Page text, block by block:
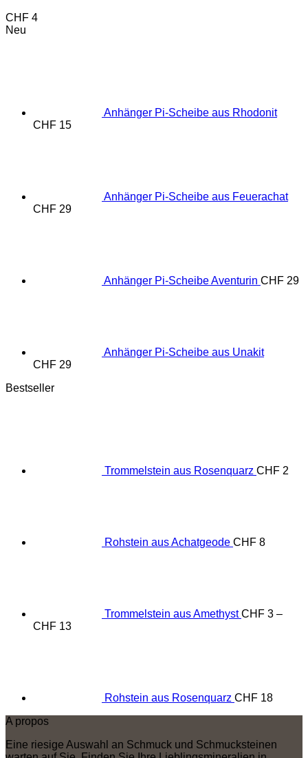
CHF 4
Neu
Anhänger Pi-Scheibe aus Rhodonit
CHF 15
Anhänger Pi-Scheibe aus Feuerachat
CHF 29
Anhänger Pi-Scheibe Aventurin CHF 29
Anhänger Pi-Scheibe aus Unakit
CHF 29
Bestseller
Trommelstein aus Rosenquarz CHF 2
Rohstein aus Achatgeode CHF 8
Trommelstein aus Amethyst CHF 3 –
CHF 13Preisspanne:
Rohstein aus Rosenquarz CHF 18
A propos
Eine riesige Auswahl an Schmuck und Schmucksteinen